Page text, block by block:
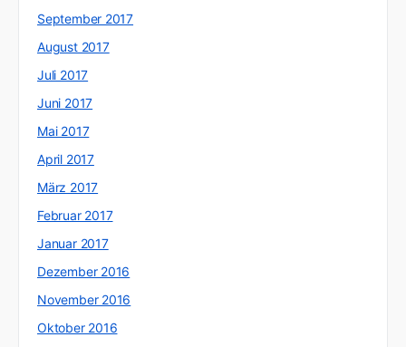
September 2017
August 2017
Juli 2017
Juni 2017
Mai 2017
April 2017
März 2017
Februar 2017
Januar 2017
Dezember 2016
November 2016
Oktober 2016